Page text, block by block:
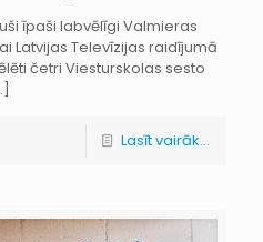
īpaši labvēlīgi Valmieras
Latvijas Televīzijas raidījumā
četri Viesturskolas sesto
Lasīt vairāk...